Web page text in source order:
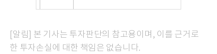
[알림] 본 기사는 투자판단의 참고용이며, 이를 근거로
한 투자손실에 대한 책임은 없습니다.